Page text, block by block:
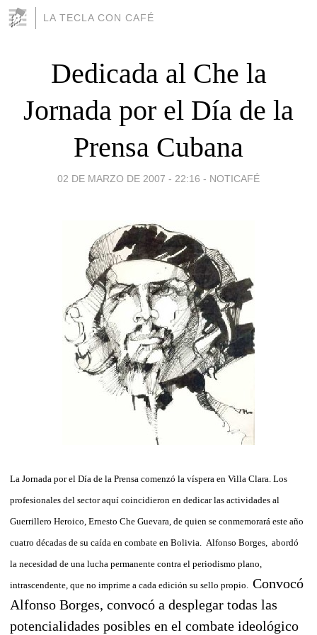
LA TECLA CON CAFÉ
Dedicada al Che la
Jornada por el Día de la
Prensa Cubana
02 DE MARZO DE 2007 - 22:16 - NOTICAFÉ
La Jornada por el Día de la Prensa comenzó la víspera en Villa Clara. Los
profesionales del sector aquí coincidieron en dedicar las actividades al
Guerrillero Heroico, Ernesto Che Guevara, de quien se conmemorará este año
cuatro décadas de su caída en combate en Bolivia.
Alfonso Borges, abordó
la necesidad de una lucha permanente contra el periodismo plano,
intrascendente, que no imprime a cada edición su sello propio.
Convocó
Alfonso Borges, convocó a desplegar todas las
potencialidades posibles en el combate ideológico